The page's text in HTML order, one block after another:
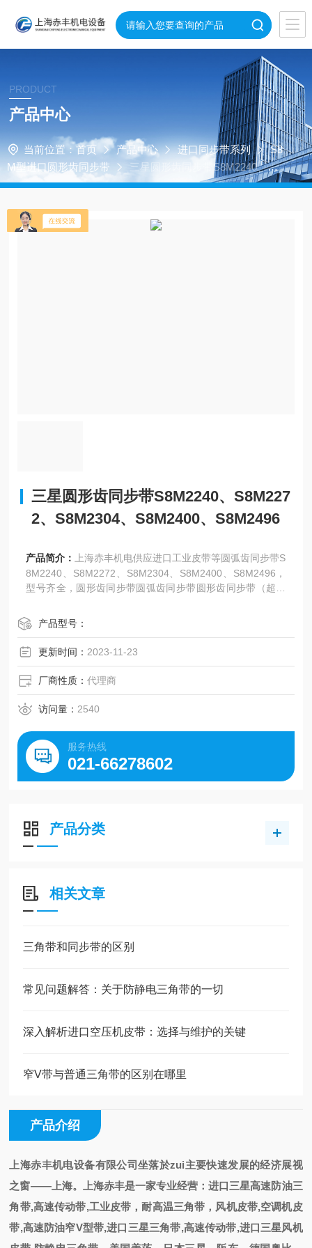
PRODUCT
产品中心
当前位置： 首页 产品中心 进口同步带系列
S8
M型进口圆形齿同步带
三星圆形齿同步带S8M2240、S8
M2272、S8M2304、S8M2400、S8M2496
三星圆形齿同步带S8M2240、S8M227
2、S8M2304、S8M2400、S8M2496
产品简介：
上海赤丰机电供应进口工业皮带等圆弧齿同步带S
8M2240、S8M2272、S8M2304、S8M2400、S8M2496，
型号齐全，圆形齿同步带圆弧齿同步带圆形齿同步带（超转
产品型号：
更新时间： 2023-11-23
厂商性质：代理商
访问量： 2540
服务热线
021-66278602
产品分类
相关文章
三角带和同步带的区别
常见问题解答：关于防静电三角带的一切
深入解析进口空压机皮带：选择与维护的关键
窄V带与普通三角带的区别在哪里
产品介绍
上海赤丰机电设备有限公司坐落於zui主要快速发展的经济展视
之窗——上海。 上海赤丰是一家专业经营 ：进口三星高速防油三
角带,高速传动带,工业皮带，耐高温三角带，风机皮带,空调机皮
带,高速防油窄V型带,进口三星三角带,高速传动带,进口三星风机